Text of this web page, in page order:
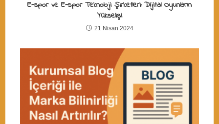
E-spor ve E-spor Teknoloji Şirketleri: Dijital Oyunların
Yükselişi
21 Nisan 2024